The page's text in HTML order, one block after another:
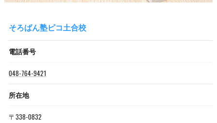
そろばん塾ピコ土合校
電話番号
048-764-9421
所在地
〒338-0832